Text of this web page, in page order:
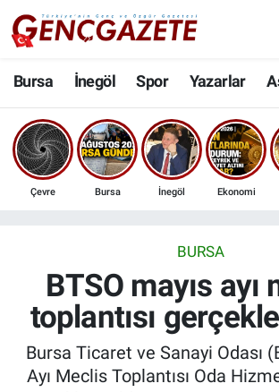
Bursa İnegöl Spor Yazarlar
Çevre Bursa İnegöl Ekonomi
BURSA
BTSO mayıs ayı
toplantısı
Bursa Ticaret ve Sanayi Odası
Ayı Meclis Toplantısı Oda
Bursa
İnegöl
3.SAYFA
Ekonomi
Güncel
İnanç
Nöbetçi Eczaneler
Hava Durumu
Trafik Durumu
Son Dakika Haberleri
Haber Arşivi